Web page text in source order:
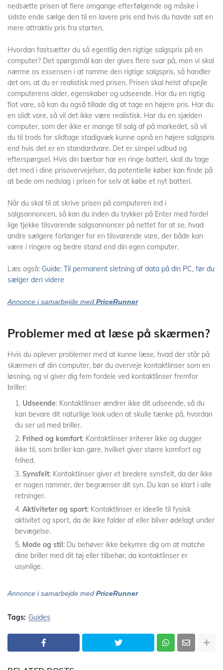
nedsætte prisen af flere omgange efterfølgende og måske i
sidste ende sælge den til en lavere pris end hvis du havde sat en
mere attraktiv pris fra starten.
Hvordan fastsætter du så egentlig den rigtige salgspris på en
computer? Det spørgsmål kan der gives flere svar på, men vi skal
nærme os essensen i at ramme den rigtige salgspris, så handler
det om, at du er realistisk med prisen. Prisen skal helst afspejle
computerens alder, egenskaber og udseende. Har du en rigtig
flot vare, så kan du også tillade dig at tage en højere pris. Har du
en slidt vare, så vil det ikke være realistisk. Har du en sjælden
computer, som der ikke er mange til salg af på markedet, så vil
du til trods for slidtage stadigvæk kunne opnå en højere salgspris
end hvis det er en standardvare. Det er simpel udbud og
efterspørgsel. Hvis din bærbar har en ringe batteri, skal du tage
det med i dine prisovervejelser, da potentielle køber kan finde på
at bede om nedslag i prisen for selv at købe et nyt batteri.
Når du skal til at skrive prisen på computeren ind i
salgsannoncen, så kan du inden du trykker på Enter med fordel
lige tjekke tilsvarende salgsannoncer på nettet for at se, hvad
andre sælgere forlanger for en tilsvarende vare, der både kan
være i ringere og bedre stand end din egen computer.
Læs også: Guide: Til permanent sletning af data på din PC, før du
sælger den videre
Annonce i samarbejde med PriceRunner
Problemer med at læse på skærmen?
Hvis du oplever problemer med at kunne læse, hvad der står på
skærmen af din computer, bør du overveje kontaktlinser som en
løsning, og vi giver dig fem fordele ved kontaktlinser fremfor
briller:
Udseende: Kontaktlinser ændrer ikke dit udseende, så du
kan bevare dit naturlige look uden at skulle tænke på, hvordan
du ser ud med briller.
Frihed og komfort: Kontaktlinser irriterer ikke og dugger
ikke til, som briller kan gøre, hvilket giver større komfort og
frihed.
Synsfelt: Kontaktlinser giver et bredere synsfelt, da der ikke
er nogen rammer, der begrænser dit syn. Du kan se klart i alle
retninger.
Aktiviteter og sport: Kontaktlinser er ideelle til fysisk
aktivitet og sport, da de ikke falder af eller bliver ødelagt under
bevægelse.
Mode og stil: Du behøver ikke bekymre dig om at matche
dine briller med dit tøj eller tilbehør, da kontaktlinser er
usynlige.
Annonce i samarbejde med PriceRunner
Tags: Guides